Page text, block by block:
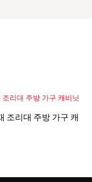
조리대 주방 가구 캐